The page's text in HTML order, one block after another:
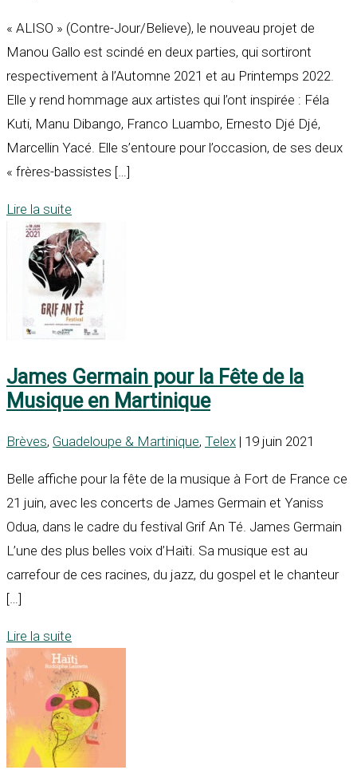
« ALISO » (Contre-Jour/Believe), le nouveau projet de
Manou Gallo est scindé en deux parties, qui sortiront
respectivement à l’Automne 2021 et au Printemps 2022.
Elle y rend hommage aux artistes qui l’ont inspirée : Féla
Kuti, Manu Dibango, Franco Luambo, Ernesto Djé Djé,
Marcellin Yacé. Elle s’entoure pour l’occasion, de ses deux
« frères-bassistes […]
Lire la suite
James Germain pour la Fête de la
Musique en Martinique
Brèves, Guadeloupe & Martinique, Telex | 19 juin 2021
Belle affiche pour la fête de la musique à Fort de France ce
21 juin, avec les concerts de James Germain et Yaniss
Odua, dans le cadre du festival Grif An Té. James Germain
L’une des plus belles voix d’Haïti. Sa musique est au
carrefour de ces racines, du jazz, du gospel et le chanteur
[…]
Lire la suite